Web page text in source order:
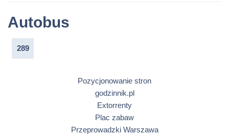
Autobus
289
Pozycjonowanie stron
godzinnik.pl
Extorrenty
Plac zabaw
Przeprowadzki Warszawa